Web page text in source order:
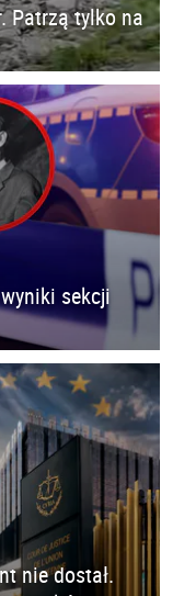
Patrzą tylko na
sekcji
nie dostał.